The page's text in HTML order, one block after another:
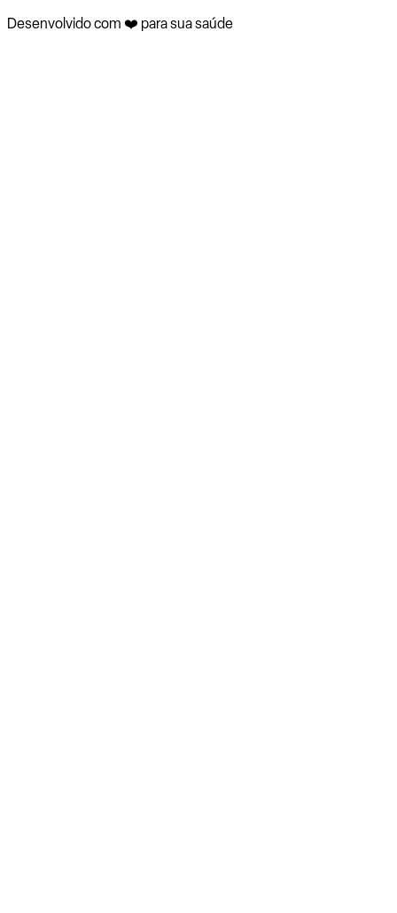
Desenvolvido com ❤️ para sua saúde